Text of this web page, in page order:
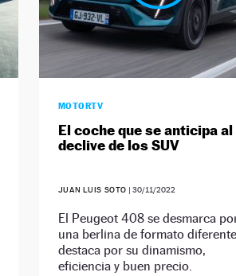
MOTORTV
El coche que se anticipa al
declive de los SUV
JUAN LUIS SOTO |30/11/2022
El Peugeot 408 se desmarca
una berlina de formato
destaca por su dinamismo,
eficiencia y buen precio.